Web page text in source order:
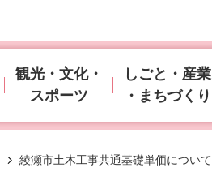
観光・文化・
スポーツ
しごと・産業
・まちづくり
綾瀬市土木工事共通基礎単価について